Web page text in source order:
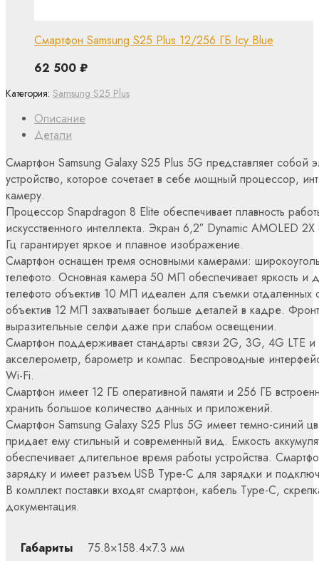
Описание
Детали
Смартфон Samsung Galaxy S25 Plus 5G представляет собой
устройство, которое сочетает в себе мощный процессор,
камеру.
Процессор Snapdragon 8 Elite обеспечивает плавность
искусственного интеллекта. Экран 6,2″ Dynamic AMOLED
Гц гарантирует яркое и плавное изображение.
Смартфон оснащен тремя основными камерами:
телефото. Основная камера 50 МП обеспечивает яркость
телефото объектив 10 МП идеален для съемки отдаленных
объектив 12 МП захватывает больше деталей в кадре.
выразительные селфи даже при слабом освещении.
Смартфон поддерживает стандарты связи 2G, 3G, 4G LTE
акселерометр, барометр и компас. Беспроводные
Wi-Fi.
Смартфон имеет 12 ГБ оперативной памяти и 256 ГБ
хранить большое количество данных и приложений.
Смартфон Samsung Galaxy S25 Plus 5G имеет темно-синий
придает ему стильный и современный вид. Емкость
обеспечивает длительное время работы устройства.
зарядку и имеет разъем USB Type-C для зарядки и
В комплект поставки входят смартфон, кабель Type-C,
документация.
Габариты 75.8×158.4×7.3 мм
Категория: Samsung S25 Plus
Смартфон Samsung S25 Plus 12/256 ГБ Icy Blue
62 500 ₽